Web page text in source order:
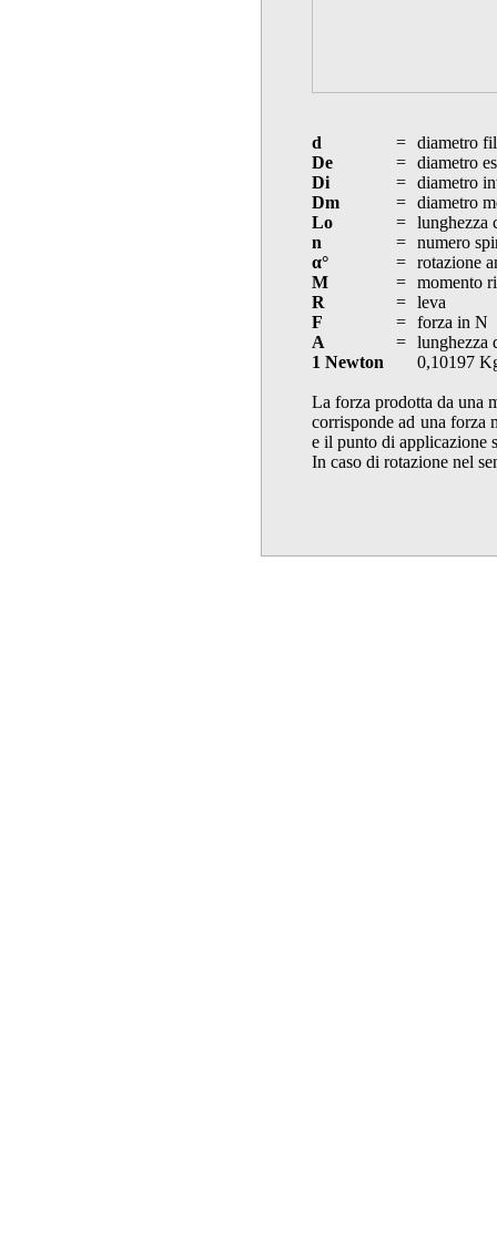
d =
diametro
De
=
diametro
Di
=
diametro
Dm
=
diametro
Lo
=
lunghezza
n
=
numero
α°
=
rotazione
M
=
momento
R
=
leva
F
=
forza in N
A
=
lunghezza
1 Newton
0,10197
La forza prodotta da una
corrisponde ad una forza
e il punto di applicazione
In caso di rotazione nel